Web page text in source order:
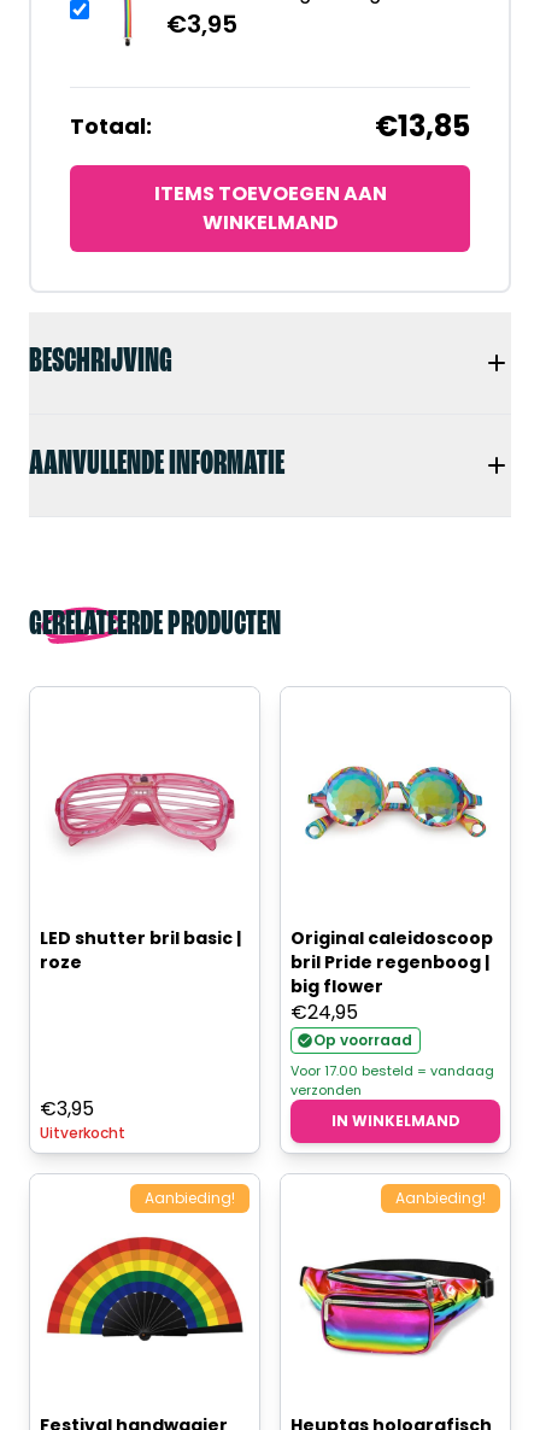
BESCHRIJVING
AANVULLENDE INFORMATIE
€3,95
Totaal: €13,85
ITEMS TOEVOEGEN AAN
WINKELMAND
GERELATEERDE PRODUCTEN
LED shutter bril basic |
roze
€3,95
Uitverkocht
Original caleidoscoop
bril Pride regenboog |
big flower
€24,95
Op voorraad
Voor 17.00 besteld = vandaag
verzonden
IN WINKELMAND
Aanbieding! Aanbieding!